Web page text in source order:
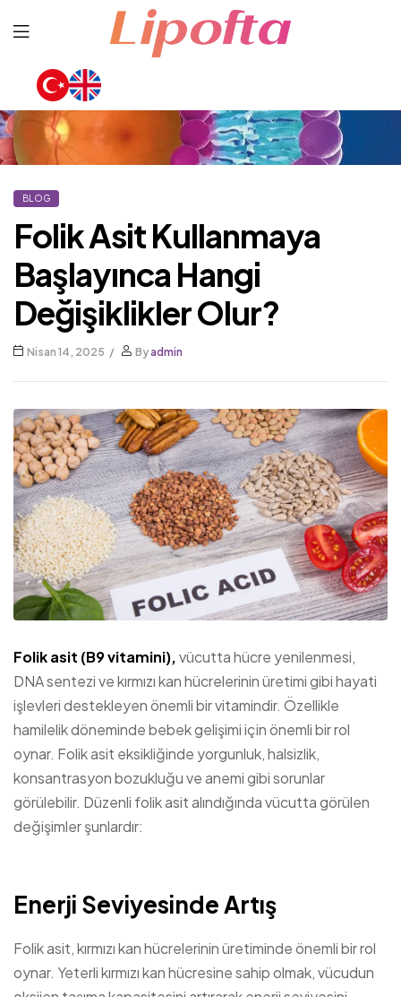
BLOG
Folik Asit Kullanmaya
Başlayınca Hangi
Değişiklikler Olur?
Nisan 14, 2025 Byadmin
Folik asit (B9 vitamini),vücutta hücre yenilenmesi,
DNA sentezi ve kırmızı kan hücrelerinin üretimi gibi hayati
işlevleri destekleyen önemli bir vitamindir. Özellikle
hamilelik döneminde bebek gelişimi için önemli bir rol
oynar. Folik asit eksikliğinde yorgunluk, halsizlik,
konsantrasyon bozukluğu ve anemi gibi sorunlar
görülebilir. Düzenli folik asit alındığında vücutta görülen
değişimler şunlardır:
Enerji Seviyesinde Artış
Folik asit, kırmızı kan hücrelerinin üretiminde önemli bir rol
oynar. Yeterli kırmızı kan hücresine sahip olmak, vücudun